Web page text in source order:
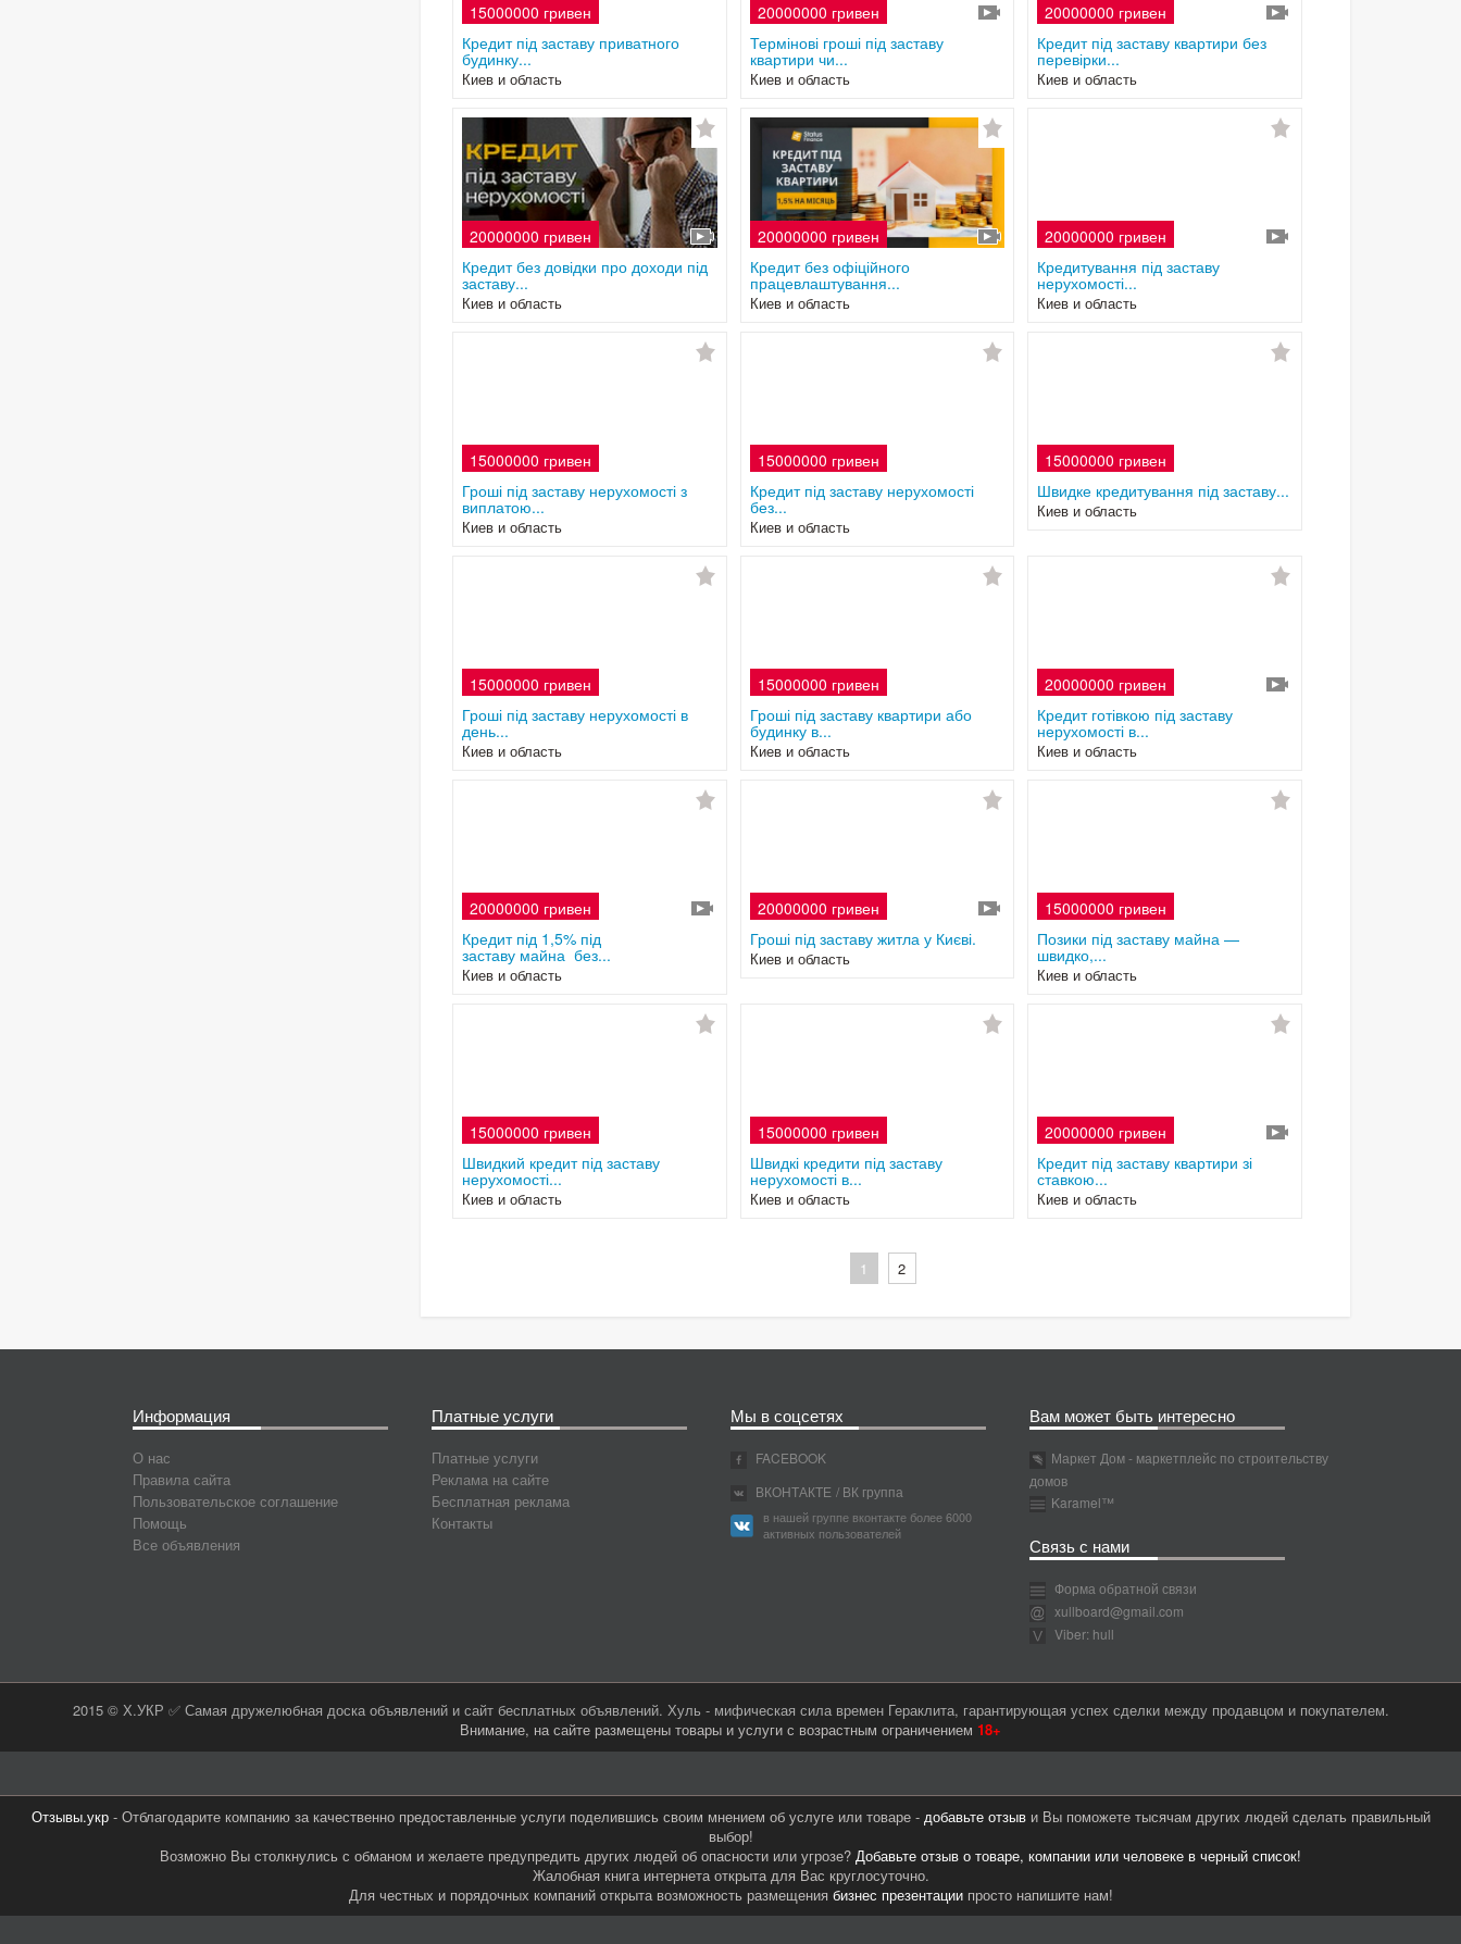
15000000 гривен
Кредит під заставу приватного
будинку...
Киев и область
20000000 гривен
Термінові гроші під заставу
квартири чи...
Киев и область
20000000 гривен
Кредит під заставу квартири без
перевірки...
Киев и область
20000000 гривен
Кредит без довідки про доходи під
заставу...
Киев и область
20000000 гривен
Кредит без офіційного
працевлаштування...
Киев и область
20000000 гривен
Кредитування під заставу
нерухомості...
Киев и область
15000000 гривен
Гроші під заставу нерухомості з
виплатою...
Киев и область
15000000 гривен
Кредит під заставу нерухомості
без...
Киев и область
15000000 гривен
Швидке кредитування під заставу...
Киев и область
15000000 гривен
Гроші під заставу нерухомості в
день...
Киев и область
15000000 гривен
Гроші під заставу квартири або
будинку в...
Киев и область
20000000 гривен
Кредит готівкою під заставу
нерухомості в...
Киев и область
20000000 гривен
Кредит під 1,5% під
заставу майна без...
Киев и область
20000000 гривен
Гроші під заставу житла у Києві.
Киев и область
15000000 гривен
Позики під заставу майна —
швидко,...
Киев и область
15000000 гривен
Швидкий кредит під заставу
нерухомості...
Киев и область
15000000 гривен
Швидкі кредити під заставу
нерухомості в...
Киев и область
20000000 гривен
Кредит під заставу квартири зі
ставкою...
Киев и область
1 2
Информация
О нас
Правила сайта
Пользовательское соглашение
Помощь
Все объявления
Платные услуги
Платные услуги
Реклама на сайте
Бесплатная реклама
Контакты
Мы в соцсетях
FACEBOOK
ВКОНТАКТЕ / ВК группа
в нашей группе вконтакте более 6000
активных пользователей
Вам может быть интересно
Маркет Дом - маркетплейс по строительству
домов
Karamel™
Связь с нами
Форма обратной связи
xullboard@gmail.com
Viber: hull
2015 © Х.УКР ✅ Самая дружелюбная доска объявлений и сайт бесплатных объявлений. Хуль - мифическая сила времен Гераклита, гарантирующая успех сделки между продавцом и покупателем.
Внимание, на сайте размещены товары и услуги с возрастным ограничением 18+
Отзывы.укр- Отблагодарите компанию за качественно предоставленные услуги поделившись своим мнением об услуге или товаре - добавьте отзыви Вы поможете тысячам других людей сделать правильный
выбор!
Возможно Вы столкнулись с обманом и желаете предупредить других людей об опасности или угрозе? Добавьте отзыв о товаре, компании или человеке в черный список!
Жалобная книга интернета открыта для Вас круглосуточно.
Для честных и порядочных компаний открыта возможность размещения бизнес презентациипросто напишите нам!